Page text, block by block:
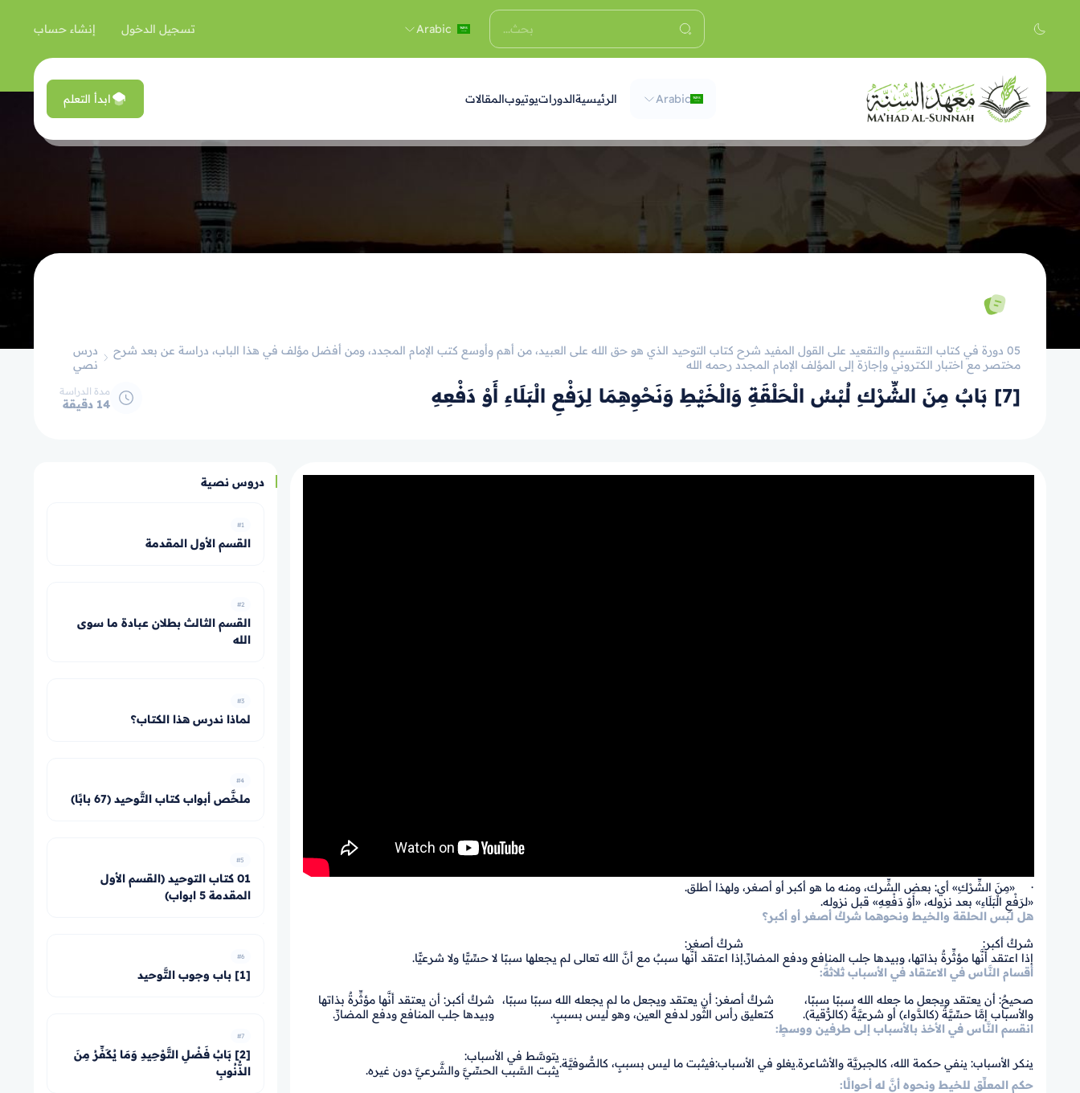
Arabic تسجيل الدخول إنشاء حساب
Arabic الرئيسيةالدوراتيوتيوبالمقالات ابدأ التعلم
05 دورة في كتاب التقسيم والتقعيد على القول المفيد شرح كتاب التوحيد الذي هو حق الله على العبيد، من أهم وأوسع كتب الإمام المجدد، ومن أفضل مؤلف في هذا الباب، دراسة عن بعد شرح
مختصر مع اختبار الكتروني وإجازة إلى المؤلف الإمام المجدد رحمه الله
درس
نصي
[7] بَابٌ مِنَ الشِّرْكِ لُبْسُ الْحَلْقَةِ وَالْخَيْطِ وَنَحْوِهِمَا لِرَفْعِ الْبَلَاءِ أَوْ دَفْعِهِ مدة الدراسة
14 دقيقة
· «مِنَ الشِّرْكِ» أي: بعض الشِّرك، ومنه ما هو أكبر أو أصغر، ولهذا أطلق.
«لرَفْعِ الْبَلَاءِ» بعد نزوله، «أَوْ دَفْعِهِ» قبل نزوله.
هل لبس الحلقة والخيط ونحوهما شركٌ أصغر أو أكبر؟
شركٌ أكبر:
إذا اعتقد أنَّها مؤثِّرةٌ بذاتها، وبيدها جلب المنافع ودفع المضارِّ.
شركٌ أصغر:
إذا اعتقد أنَّها سببٌ مع أنَّ الله تعالى لم يجعلها سببًا لا حسِّيًّا ولا شرعيًّا.
أقسام النَّاس في الاعتقاد في الأسباب ثلاثةٌ:
صحيحٌ: أن يعتقد ويجعل ما جعله الله سببًا سببًا،
والأسباب إمَّا حسِّيَّةٌ (كالدَّواء) أو شرعيَّةٌ (كالرُّقية).
شركٌ أصغر: أن يعتقد ويجعل ما لم يجعله الله سببًا سببًا،
كتعليق رأس الثَّور لدفع العين، وهو ليس بسببٍ.
شركٌ أكبر: أن يعتقد أنَّها مؤثِّرةٌ بذاتها
وبيدها جلب المنافع ودفع المضارِّ.
انقسم النَّاس في الأخذ بالأسباب إلى طرفين ووسطٍ:
ينكر الأسباب: ينفي حكمة الله، كالجبريَّة والأشاعرة.يغلو في الأسباب:فيثبت ما ليس بسببٍ، كالصُّوفيَّة.يتوسَّط في الأسباب:
يثبت السَّبب الحسِّيَّ والشَّرعيَّ دون غيره.
حكم المعلِّق للخيط ونحوه أنَّ له أحوالًا:
دروس نصية
#1
القسم الأول المقدمة
#2
القسم الثالث بطلان عبادة ما سوى
الله
#3
لماذا ندرس هذا الكتاب؟
#4
ملخَّص أبواب كتاب التَّوحيد (67 بابًا)
#5
01 كتاب التوحيد (القسم الأول
المقدمة 5 ابواب)
#6
[1] باب وجوب التَّوحيد
#7
[2] بَابُ فَضْلِ التَّوْحِيدِ وَمَا يُكَفِّرُ مِنَ
الذُّنُوبِ